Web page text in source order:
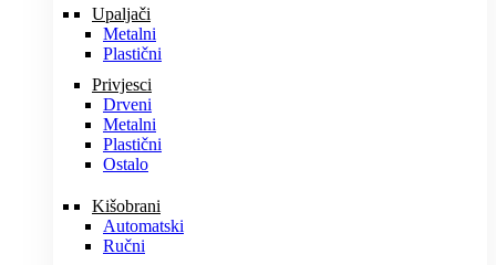
Upaljači
Metalni
Plastični
Privjesci
Drveni
Metalni
Plastični
Ostalo
Kišobrani
Automatski
Ručni